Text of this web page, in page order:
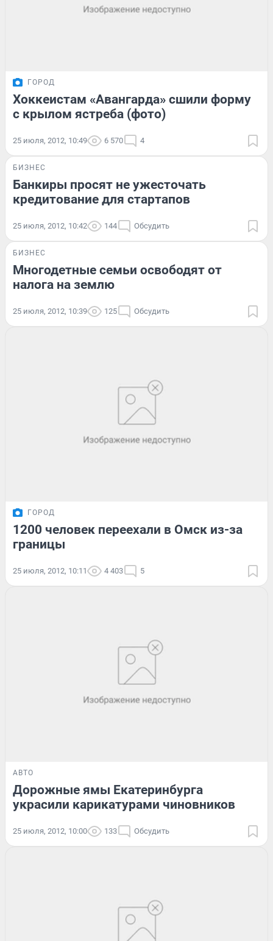
ГОРОД
Хоккеистам «Авангарда» сшили форму
с крылом ястреба (фото)
25 июля, 2012, 10:49 6 570 4
БИЗНЕС
Банкиры просят не ужесточать
кредитование для стартапов
25 июля, 2012, 10:42 144 Обсудить
БИЗНЕС
Многодетные семьи освободят от
налога на землю
25 июля, 2012, 10:39 125 Обсудить
ГОРОД
1200 человек переехали в Омск из-за
границы
25 июля, 2012, 10:11 4 403 5
АВТО
Дорожные ямы Екатеринбурга
украсили карикатурами чиновников
25 июля, 2012, 10:00 133 Обсудить